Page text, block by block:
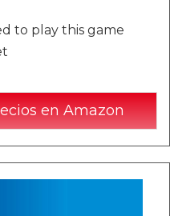
to play this game
en Amazon